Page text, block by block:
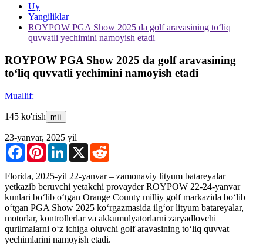
Uy
Yangiliklar
ROYPOW PGA Show 2025 da golf aravasining to‘liq
quvvatli yechimini namoyish etadi
ROYPOW PGA Show 2025 da golf aravasining
to‘liq quvvatli yechimini namoyish etadi
Muallif:
145 ko'rish míí
23-yanvar, 2025 yil
FacebookPinterestLinkedIn
X
Florida, 2025-yil 22-yanvar – zamonaviy lityum batareyalar
yetkazib beruvchi yetakchi provayder ROYPOW 22-24-yanvar
kunlari boʻlib oʻtgan Orange County milliy golf markazida boʻlib
oʻtgan PGA Show 2025 koʻrgazmasida ilgʻor lityum batareyalar,
motorlar, kontrollerlar va akkumulyatorlarni zaryadlovchi
qurilmalarni oʻz ichiga oluvchi golf aravasining toʻliq quvvat
yechimlarini namoyish etadi.